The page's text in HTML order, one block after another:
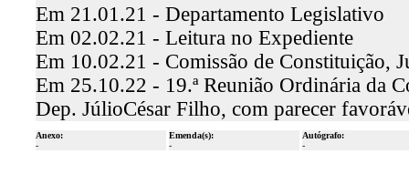
Em 21.01.21 - Departamento Legislativo
Em 02.02.21 - Leitura no Expediente
Em 10.02.21 - Comissão de Constituição,
Em 25.10.22 - 19.ª Reunião Ordinária da
Dep. JúlioCésar Filho, com parecer
Anexo:
-
Emenda(s):
-
Autógrafo:
-